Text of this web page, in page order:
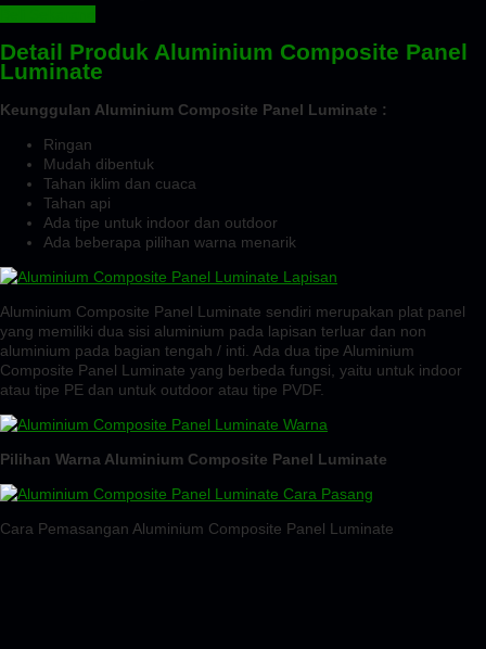
Detail Produk Aluminium Composite Panel
Luminate
Keunggulan Aluminium Composite Panel Luminate :
Ringan
Mudah dibentuk
Tahan iklim dan cuaca
Tahan api
Ada tipe untuk indoor dan outdoor
Ada beberapa pilihan warna menarik
Aluminium Composite Panel Luminate sendiri merupakan plat panel
yang memiliki dua sisi aluminium pada lapisan terluar dan non
aluminium pada bagian tengah / inti. Ada dua tipe Aluminium
Composite Panel Luminate yang berbeda fungsi, yaitu untuk indoor
atau tipe PE dan untuk outdoor atau tipe PVDF.
Pilihan Warna Aluminium Composite Panel Luminate
Cara Pemasangan Aluminium Composite Panel Luminate